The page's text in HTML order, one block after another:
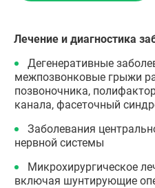
Лечение и диагностика
Дегенеративные
межпозвонковые грыжи
позвоночника,
канала, фасеточный
Заболевания
нервной системы
Микрохирургическое
включая шунтирующие